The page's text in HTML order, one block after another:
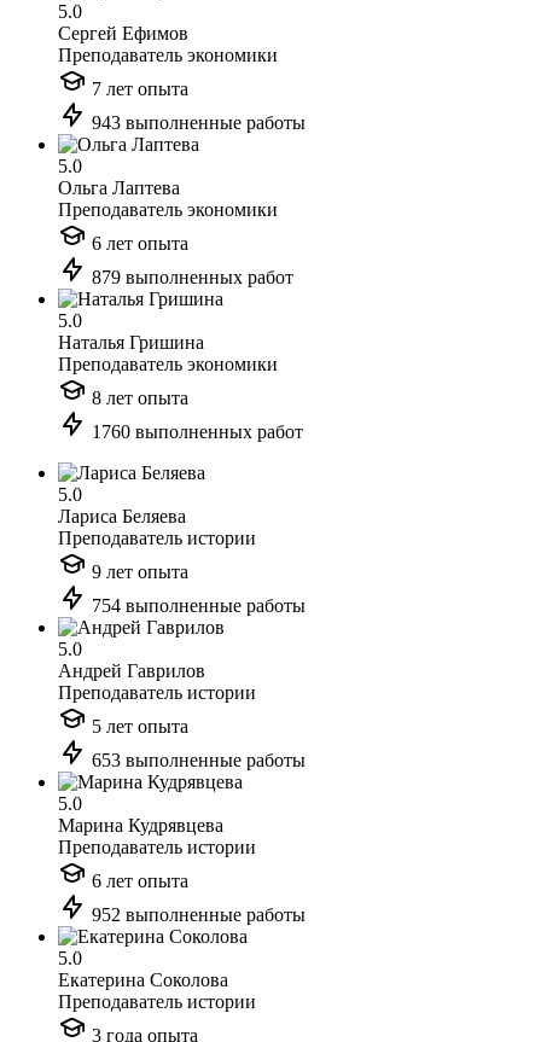
5.0
Сергей Ефимов
Преподаватель экономики
7 лет опыта
943 выполненные работы
5.0
Ольга Лаптева
Преподаватель экономики
6 лет опыта
879 выполненных работ
5.0
Наталья Гришина
Преподаватель экономики
8 лет опыта
1760 выполненных работ
5.0
Лариса Беляева
Преподаватель истории
9 лет опыта
754 выполненные работы
5.0
Андрей Гаврилов
Преподаватель истории
5 лет опыта
653 выполненные работы
5.0
Марина Кудрявцева
Преподаватель истории
6 лет опыта
952 выполненные работы
5.0
Екатерина Соколова
Преподаватель истории
3 года опыта